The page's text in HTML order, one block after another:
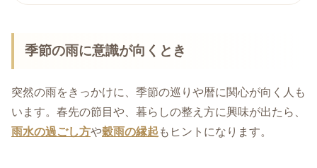
季節の雨に意識が向くとき
突然の雨をきっかけに、季節の巡りや暦に関心が向く人も
います。春先の節目や、暮らしの整え方に興味が出たら、
雨水の過ごし方や穀雨の縁起 もヒントになります。